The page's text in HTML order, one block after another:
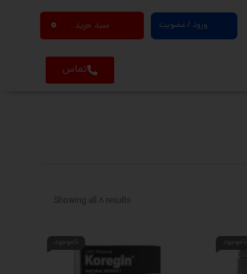
ورود / عضویت سبد خرید 0
تماس
Showing all 8 results
ناموجود ناموجود